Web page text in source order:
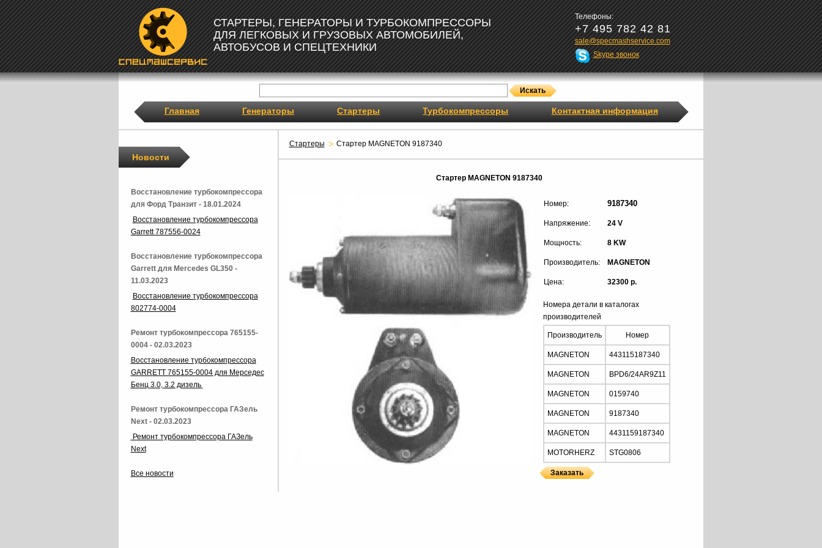
СТАРТЕРЫ, ГЕНЕРАТОРЫ И ТУРБОКОМПРЕССОРЫ
ДЛЯ ЛЕГКОВЫХ И ГРУЗОВЫХ АВТОМОБИЛЕЙ,
АВТОБУСОВ И СПЕЦТЕХНИКИ
Телефоны:
+7 495 782 42 81
sale@specmashservice.com
Skype звонок
Главная Генераторы Стартеры Турбокомпрессоры Контактная информация
Стартеры Стартер MAGNETON 9187340
Стартер MAGNETON 9187340
Номер: 9187340
Напряжение: 24 V
Мощность: 8 KW
Производитель: MAGNETON
Цена: 32300 р.
Номера детали в каталогах
производителей
Производитель Номер
MAGNETON 443115187340
MAGNETON BPD6/24AR9Z11
MAGNETON 0159740
MAGNETON 9187340
MAGNETON 4431159187340
MOTORHERZ STG0806
Новости
Восстановление турбокомпрессора
для Форд Транзит - 18.01.2024
Восстановление турбокомпрессора
Garrett 787556-0024
Восстановление турбокомпрессора
Garrett для Mercedes GL350 -
11.03.2023
Восстановление турбокомпрессора
802774-0004
Ремонт турбокомпрессора 765155-
0004 - 02.03.2023
Восстановление турбокомпрессора
GARRETT 765155-0004 для Мерседес
Бенц 3.0, 3.2 дизель
Ремонт турбокомпрессора ГАЗель
Next - 02.03.2023
Ремонт турбокомпрессора ГАЗель
Next
Все новости